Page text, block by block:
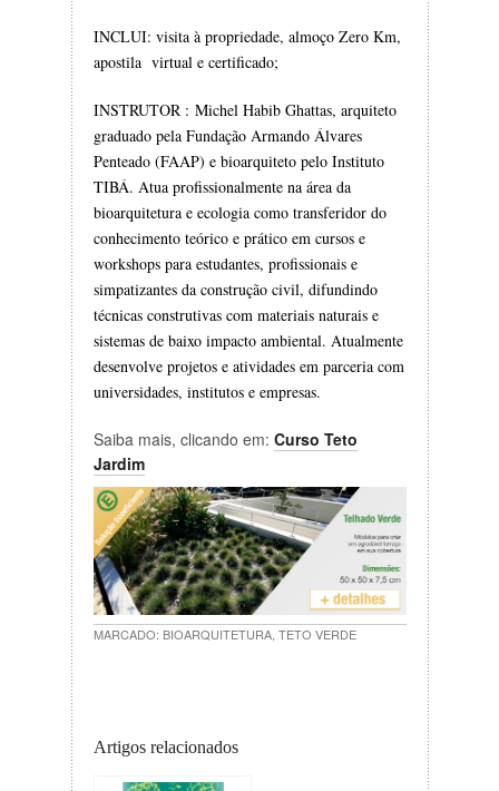
INCLUI: visita à propriedade, almoço Zero Km,
apostila virtual e certificado;
INSTRUTOR : Michel Habib Ghattas, arquiteto
graduado pela Fundação Armando Álvares
Penteado (FAAP) e bioarquiteto pelo Instituto
TIBÁ. Atua profissionalmente na área da
bioarquitetura e ecologia como transferidor do
conhecimento teórico e prático em cursos e
workshops para estudantes, profissionais e
simpatizantes da construção civil, difundindo
técnicas construtivas com materiais naturais e
sistemas de baixo impacto ambiental. Atualmente
desenvolve projetos e atividades em parceria com
universidades, institutos e empresas.
Saiba mais, clicando em: Curso Teto
Jardim
MARCADO: BIOARQUITETURA, TETO VERDE
Artigos relacionados